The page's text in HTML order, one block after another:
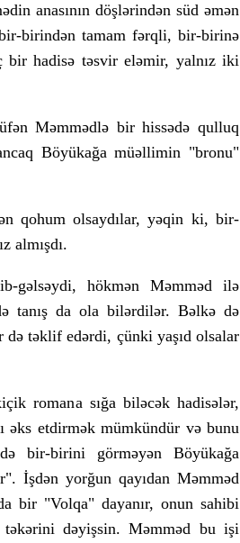
anasının döşlərindən süd əmən
birindən tamam fərqli, bir-birinə
bir hadisə təsvir eləmir, yalnız iki
Məmmədlə bir hissədə qulluq
Böyükağa müəllimin "bronu"
qohum olsaydılar, yəqin ki, bir-
almışdı.
gəlsəydi, hökmən Məmməd ilə
tanış da ola bilərdilər. Bəlkə də
təklif edərdi, çünki yaşıd olsalar
romana sığa biləcək hadisələr,
əks etdirmək mümkündür və bunu
bir-birini görməyən Böyükağa
İşdən yorğun qayıdan Məmməd
bir "Volqa" dayanır, onun sahibi
təkərini dəyişsin. Məmməd bu işi